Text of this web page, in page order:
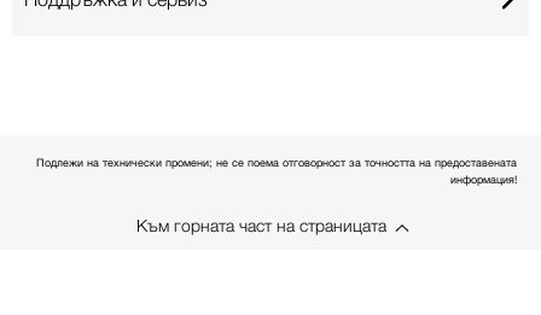
Подлежи на технически промени; не се поема отговорност за точността на предоставената
информация!
Към горната част на страницата